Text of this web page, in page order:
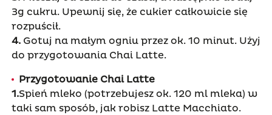
3g cukru. Upewnij się, że cukier całkowicie się
rozpuścił.
4.Gotuj na małym ogniu przez ok. 10 minut. Użyj
do przygotowania Chai Latte.
Przygotowanie Chai Latte
1.Spień mleko (potrzebujesz ok. 120 ml mleka) w
taki sam sposób, jak robisz Latte Macchiato.